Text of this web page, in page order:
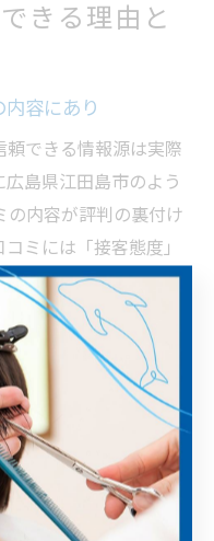
きる理由と
容にあり
できる情報源は実際
島県江田島市のよう
の内容が評判の裏付け
ミには「接客態度」
、体験したからこそわ
含まれています。
いてくれた」「希望
の声は、サービスの
方で「待ち時間が長か
」という意見も、事前
コミを詳しく読み込む
実際のサービス内容